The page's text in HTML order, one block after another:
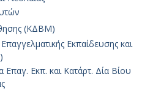
(ΚΔΒΜ)
Εκπαίδευσης και
Επαγ. Εκπ. και Κατάρτ. Δία Βίου